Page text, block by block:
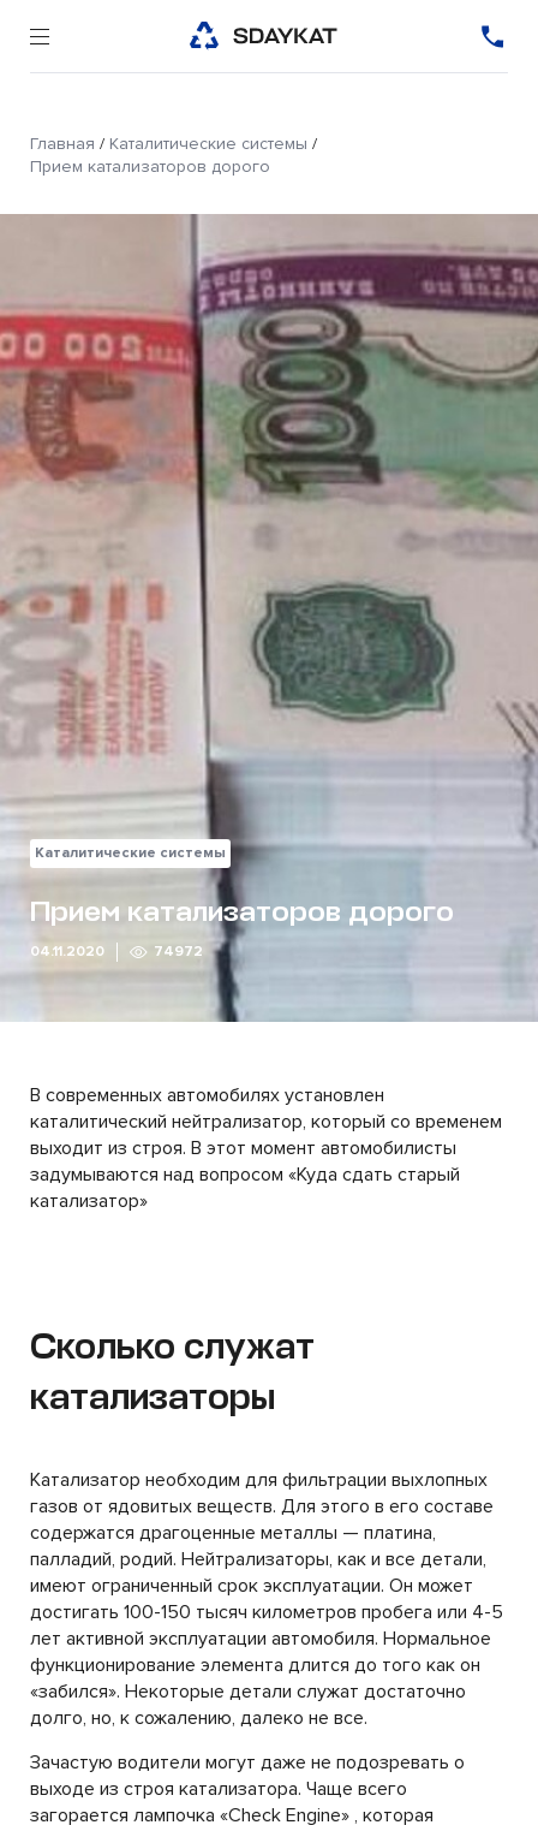
Главная / Каталитические системы /
Прием катализаторов дорого
Каталитические системы
Прием катализаторов дорого
04.11.2020 74972
В современных автомобилях установлен
каталитический нейтрализатор, который со временем
выходит из строя. В этот момент автомобилисты
задумываются над вопросом «Куда сдать старый
катализатор»
Сколько служат
катализаторы
Катализатор необходим для фильтрации выхлопных
газов от ядовитых веществ. Для этого в его составе
содержатся драгоценные металлы — платина,
палладий, родий. Нейтрализаторы, как и все детали,
имеют ограниченный срок эксплуатации. Он может
достигать 100-150 тысяч километров пробега или 4-5
лет активной эксплуатации автомобиля. Нормальное
функционирование элемента длится до того как он
«забился». Некоторые детали служат достаточно
долго, но, к сожалению, далеко не все.
Зачастую водители могут даже не подозревать о
выходе из строя катализатора. Чаще всего
загорается лампочка «Check Engine» , которая